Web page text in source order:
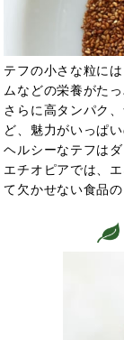
テフの小さな粒に
ムなどの栄養がた
さらに高タンパク
ど、魅力がいっぱ
ヘルシーなテフは
エチオピアでは、
て欠かせない食品の